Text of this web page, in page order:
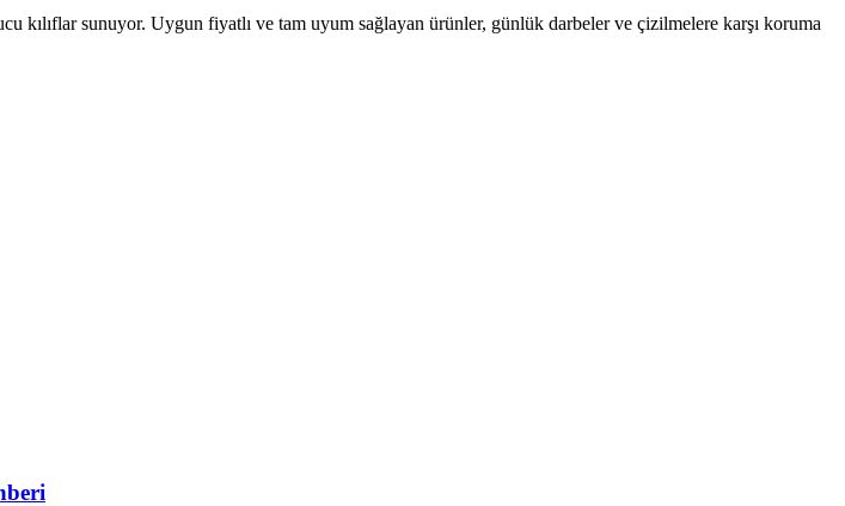
kılıflar sunuyor. Uygun fiyatlı ve tam uyum sağlayan ürünler, günlük darbeler ve çizilmelere karşı koruma